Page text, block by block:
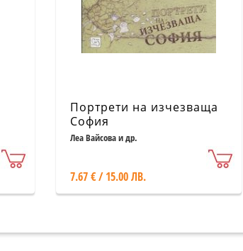
Портрети на изчезваща
София
Леа Вайсова и др.
7.67 € / 15.00 ЛВ.